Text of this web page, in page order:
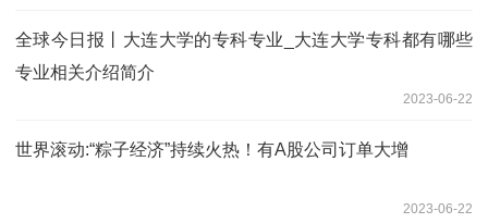
全球今日报丨大连大学的专科专业_大连大学专科都有哪些
专业相关介绍简介
2023-06-22
世界滚动:“粽子经济”持续火热！有A股公司订单大增
2023-06-22